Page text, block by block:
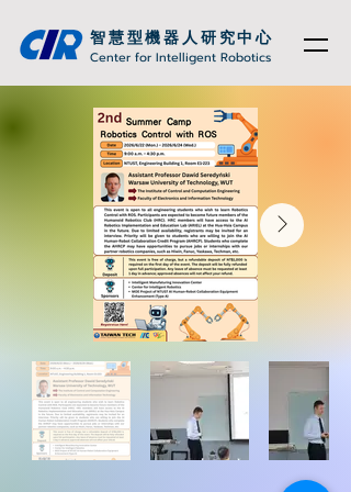
智慧型機器人研究中心
Center for Intelligent Robotics